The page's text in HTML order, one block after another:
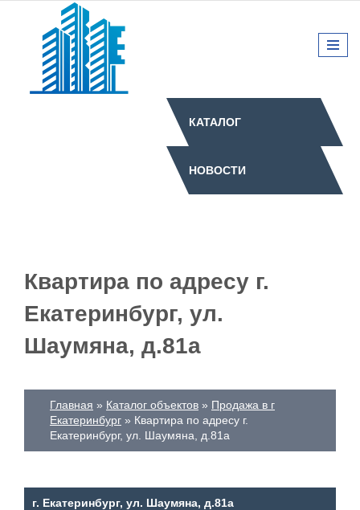
КАТАЛОГ
НОВОСТИ
Квартира по адресу г.
Екатеринбург, ул.
Шаумяна, д.81а
Главная Каталог объектов
Продажа в г
Екатеринбург
Квартира по адресу г.
Екатеринбург, ул. Шаумяна, д.81а
г. Екатеринбург, ул. Шаумяна, д.81а